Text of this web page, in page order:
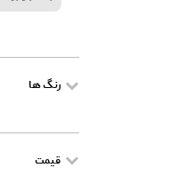
رنگ ها
قیمت